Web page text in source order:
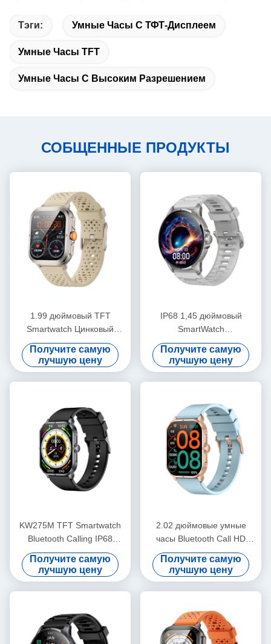
Тэги: Умные Часы С ТФТ-Дисплеем
Умные Часы TFT
Умные Часы С Высоким Разрешением
СОБЩЕННЫЕ ПРОДУКТЫ
1.99 дюймовый TFT
Smartwatch Цинковый
сплав Утонченный Smart
Watch HD дисплей
Получите самую
лучшую цену
IP68 1,45 дюймовый
SmartWatch
водонепроницаемый
Bluetooth звонок
Smartwatch с HD дисплеем
Получите самую
лучшую цену
KW275M TFT Smartwatch
Bluetooth Calling IP68
водонепроницаемые
динамические островные
умные часы
Получите самую
лучшую цену
2.02 дюймовые умные
часы Bluetooth Call HD
Display Умные часы IP68
водонепроницаемые
Получите самую
лучшую цену